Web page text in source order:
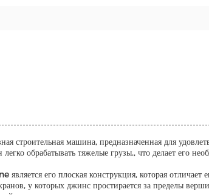
машина, предназначенная для
обрабатывать тяжелые грузы., что делает его
его плоская конструкция, которая отличает
у которых джинс простирается за пределы